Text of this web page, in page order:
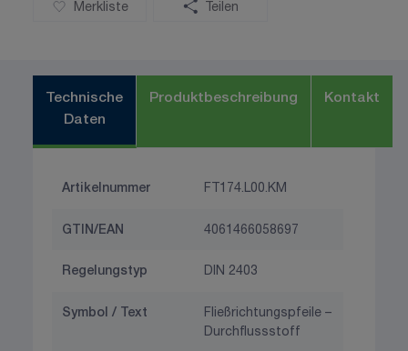
Merkliste Teilen
Technische
Daten
Produktbeschreibung Kontakt
Artikelnummer FT174.L00.KM
GTIN/EAN 4061466058697
Regelungstyp DIN 2403
Symbol / Text
Fließrichtungspfeile –
Durchflussstoff